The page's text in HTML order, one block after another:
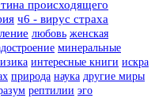
происходящего
ч6 - вирус страха
любовь женская
минеральные
интересные книги искра
природа наука другие миры
рептилии эго